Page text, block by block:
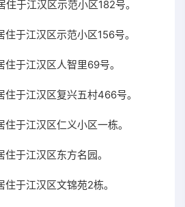
于江汉区示范小区182号。
于江汉区示范小区156号。
于江汉区人智里69号。
于江汉区复兴五村466号。
于江汉区仁义小区一栋。
于江汉区东方名园。
于江汉区文锦苑2栋。